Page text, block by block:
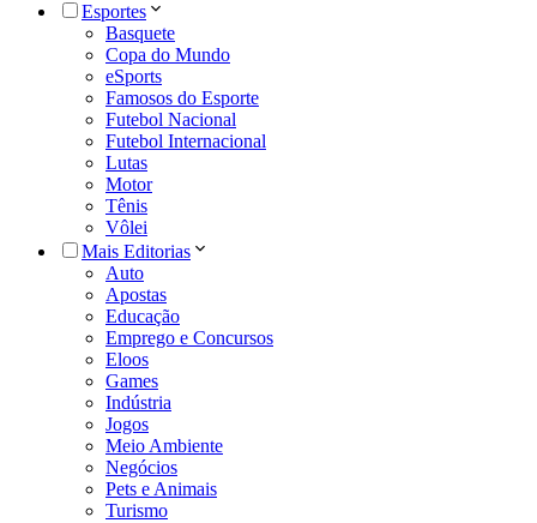
Esportes
Basquete
Copa do Mundo
eSports
Famosos do Esporte
Futebol Nacional
Futebol Internacional
Lutas
Motor
Tênis
Vôlei
Mais Editorias
Auto
Apostas
Educação
Emprego e Concursos
Eloos
Games
Indústria
Jogos
Meio Ambiente
Negócios
Pets e Animais
Turismo